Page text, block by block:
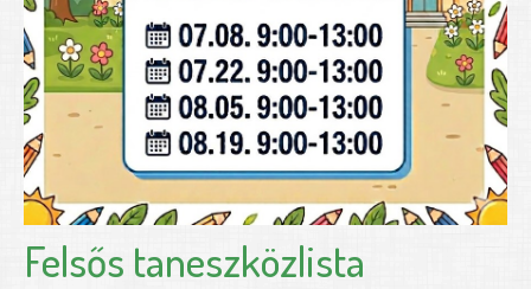
Felsős taneszközlista